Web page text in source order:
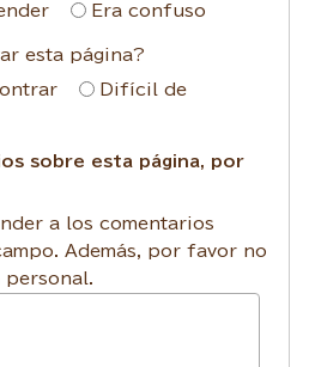
Era confuso
esta página?
Difícil de
sobre esta página, por
a los comentarios
Además, por favor no